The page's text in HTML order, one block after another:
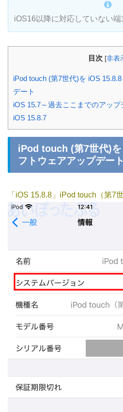
iOS16以降に対応していない端
目次 [非表
iPod touch (第7世代)を iOS
デート
iOS 15.7～過去ここまでのアップ
iOS 15.8.7
iPod touch (第7世代)
フトウェアアップデート
「iOS 15.8.8」iPod touch（第7